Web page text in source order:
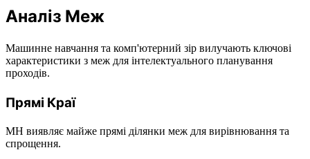
Аналіз Меж
Машинне навчання та комп'ютерний зір вилучають ключові
характеристики з меж для інтелектуального планування
проходів.
Прямі Краї
МН виявляє майже прямі ділянки меж для вирівнювання та
спрощення.